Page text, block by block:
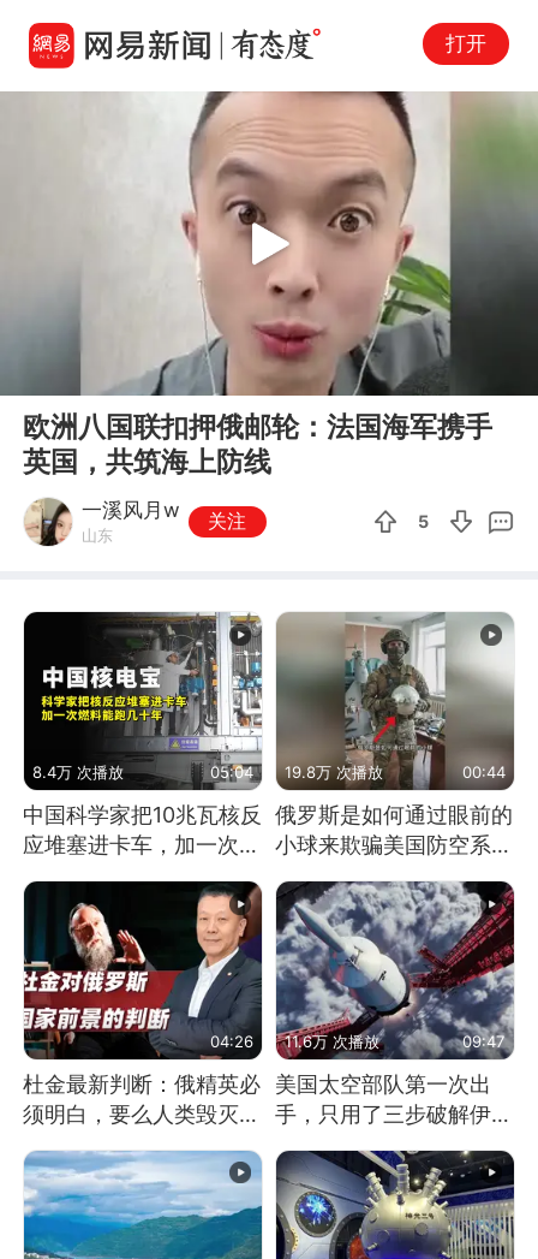
打开
01:51
Play
欧洲八国联扣押俄邮轮：法国海军携手
英国，共筑海上防线
一溪风月w
山东
关注 5
8.4万 次播放 05:04
中国科学家把10兆瓦核反
应堆塞进卡车，加一次燃
料能跑几十年
19.8万 次播放 00:44
俄罗斯是如何通过眼前的
小球来欺骗美国防空系统
的
04:26
杜金最新判断：俄精英必
须明白，要么人类毁灭，
11.6万 次播放 09:47
美国太空部队第一次出
手，只用了三步破解伊朗